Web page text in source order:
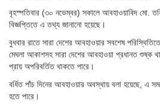
বৃহস্পতিবার (৩০ নভেম্বর) সকালে আবহাওয়াবিদ মো.
বিজ্ঞপ্তিতে এ তথ্য জানানো হয়েছে।
বুধবার রাতে সারা দেশের আবহাওয়ার সবশেষ
মেঘলা আকাশসহ সারা দেশের আবহাওয়া প্রধানত শুষ্ক
প্রায় অপরিবর্তিত থাকতে পারে।
বর্ধিত পাঁচ দিনের আবহাওয়ার অবস্থায় বলা হয়েছে, এ
হতে পারে।